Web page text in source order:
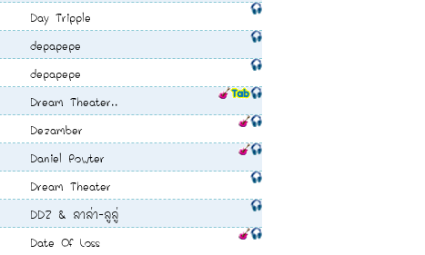
Day Tripple
depapepe
depapepe
Dream Theater..
Dezamber
Daniel Powter
Dream Theater
DDZ & ลาล่า-ลูลู่
Date Of Loss